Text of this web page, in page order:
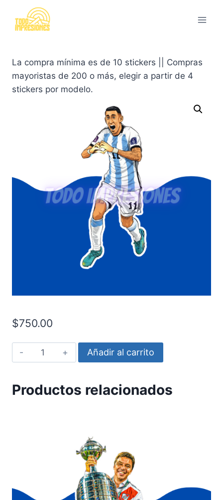
contenido
La compra mínima es de 10 stickers || Compras
mayoristas de 200 o más, elegir a partir de 4
stickers por modelo.
$750.00
Mar?
Gol
Añadir al carrito
Productos relacionados